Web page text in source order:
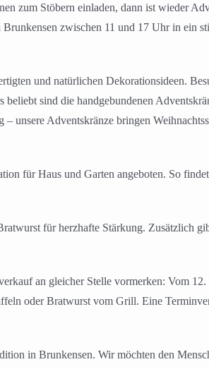
zum Stöbern einladen, dann ist wieder
zwischen 11 und 17 Uhr in ein
und natürlichen Dekorationsideen.
sind die handgebundenen
Adventskränze bringen
für Haus und Garten angeboten. So
für herzhafte Stärkung. Zusätzlich
an gleicher Stelle vormerken: Vom
oder Bratwurst vom Grill. Eine
in Brunkensen. Wir möchten den